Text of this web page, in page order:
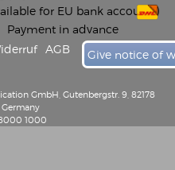
for EU bank accounts)
Payment in advance
AGB Give notice of
GmbH, Gutenbergstr. 9, 82178
1000